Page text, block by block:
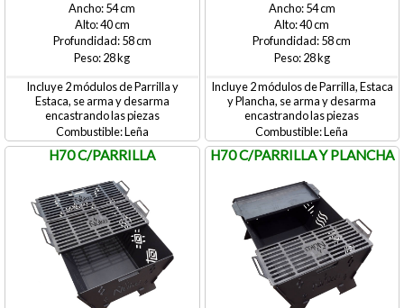
54
40
58
28
Incluye 2 módulos de Parrilla y
Estaca, se arma y desarma
encastrando las piezas
Leña
54
40
58
28
Incluye 2 módulos de Parrilla, Estaca
y Plancha, se arma y desarma
encastrando las piezas
Leña
H70 C/PARRILLA H70 C/PARRILLA Y PLANCHA